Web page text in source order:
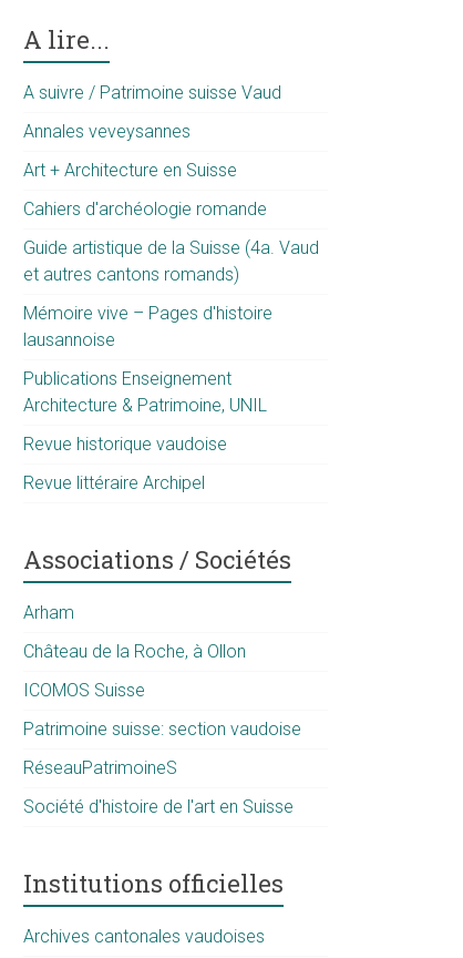
A lire...
A suivre / Patrimoine suisse Vaud
Annales veveysannes
Art + Architecture en Suisse
Cahiers d'archéologie romande
Guide artistique de la Suisse (4a. Vaud
et autres cantons romands)
Mémoire vive – Pages d'histoire
lausannoise
Publications Enseignement
Architecture & Patrimoine, UNIL
Revue historique vaudoise
Revue littéraire Archipel
Associations / Sociétés
Arham
Château de la Roche, à Ollon
ICOMOS Suisse
Patrimoine suisse: section vaudoise
RéseauPatrimoineS
Société d'histoire de l'art en Suisse
Institutions officielles
Archives cantonales vaudoises